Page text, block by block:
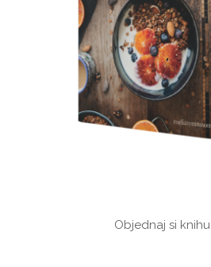
Objednaj si knihu